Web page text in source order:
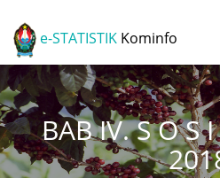
e-STATISTIK Kominfo
BAB IV. S O S